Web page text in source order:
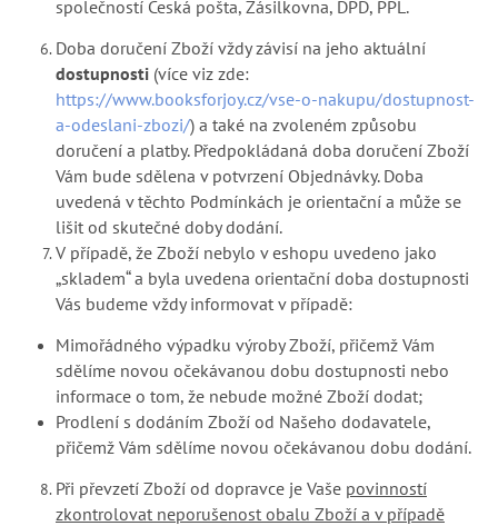
společností Česká pošta, Zásilkovna, DPD, PPL.
Doba doručení Zboží vždy závisí na jeho aktuální
dostupnosti (více viz zde:
https://www.booksforjoy.cz/vse-o-nakupu/dostupnost-
a-odeslani-zbozi/) a také na zvoleném způsobu
doručení a platby. Předpokládaná doba doručení Zboží
Vám bude sdělena v potvrzení Objednávky. Doba
uvedená v těchto Podmínkách je orientační a může se
lišit od skutečné doby dodání.
V případě, že Zboží nebylo v eshopu uvedeno jako
„skladem“ a byla uvedena orientační doba dostupnosti
Vás budeme vždy informovat v případě:
Mimořádného výpadku výroby Zboží, přičemž Vám
sdělíme novou očekávanou dobu dostupnosti nebo
informace o tom, že nebude možné Zboží dodat;
Prodlení s dodáním Zboží od Našeho dodavatele,
přičemž Vám sdělíme novou očekávanou dobu dodání.
Při převzetí Zboží od dopravce je Vaše povinností
zkontrolovat neporušenost obalu Zboží a v případě